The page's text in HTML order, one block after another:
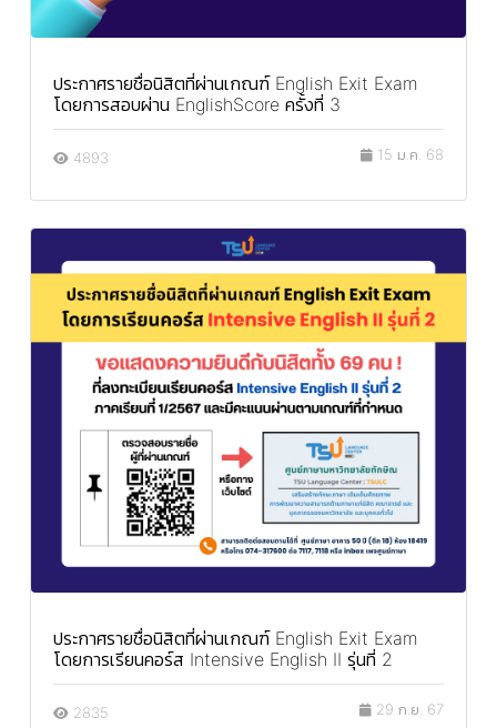
ประกาศรายชื่อนิสิตที่ผ่านเกณฑ์ English Exit Exam
โดยการสอบผ่าน EnglishScore ครั้งที่ 3
4893 15 ม.ค. 68
ประกาศรายชื่อนิสิตที่ผ่านเกณฑ์ English Exit Exam
โดยการเรียนคอร์ส Intensive English II รุ่นที่ 2
2835 29 ก.ย. 67